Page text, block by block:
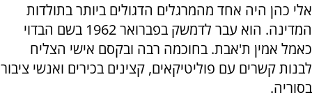
אלי כהן היה אחד מהמרגלים הדגולים ביותר בתולדות
המדינה. הוא עבר לדמשק בפברואר 1962 בשם הבדוי
כאמל אמין ת'אבת. בחוכמה רבה ובקסם אישי הצליח
לבנות קשרים עם פוליטיקאים, קצינים בכירים ואנשי ציבור
בסוריה.